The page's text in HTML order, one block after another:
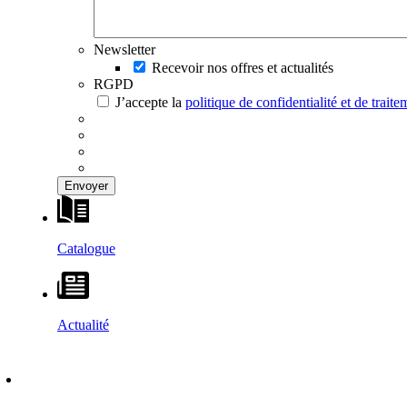
Newsletter
Recevoir nos offres et actualités
RGPD
J’accepte la politique de confidentialité et de
Catalogue
Actualité